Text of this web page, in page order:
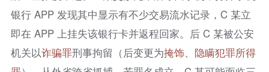
银行 APP 发现其中显示有不少交易流水记录，C 某立
即在 APP 上挂失该银行卡并返程回家。后 C 某被公安
机关以诈骗罪刑事拘留（后变更为掩饰、隐瞒犯罪所得